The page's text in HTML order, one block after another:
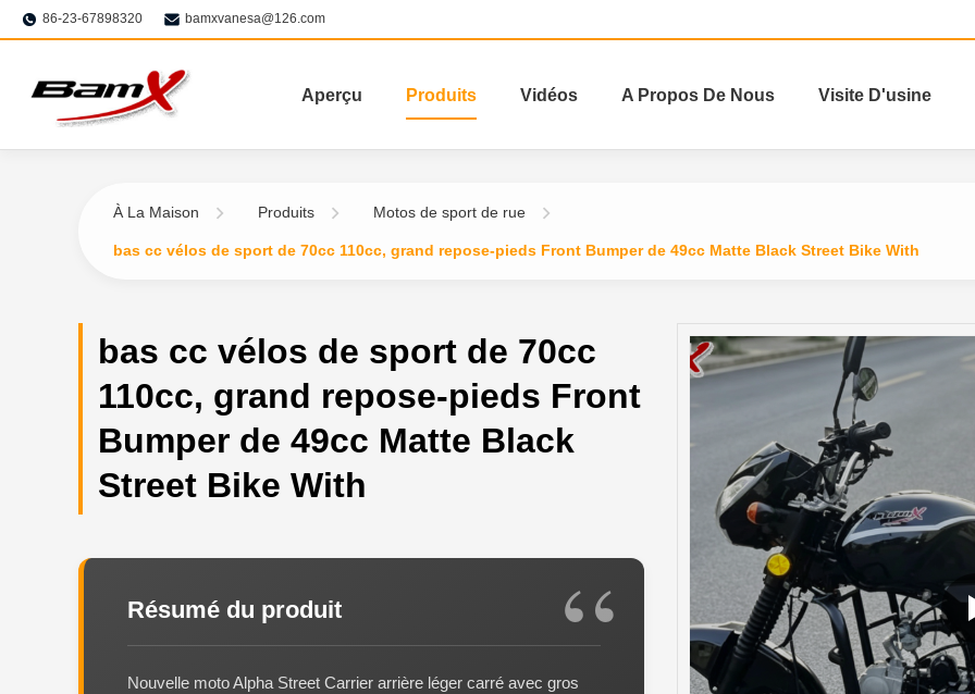
86-23-67898320 bamxvanesa@126.com
Aperçu Produits Vidéos A Propos De Nous Visite D'usine
À La Maison Produits Motos de sport de rue
bas cc vélos de sport de 70cc 110cc, grand repose-pieds Front Bumper de 49cc Matte Black Street Bike With
bas cc vélos de sport de 70cc
110cc, grand repose-pieds Front
Bumper de 49cc Matte Black
Street Bike With
Résumé du produit
Nouvelle moto Alpha Street Carrier arrière léger carré avec gros